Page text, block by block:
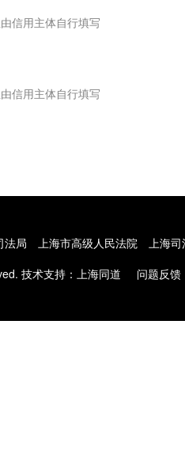
信用主体自行填写
信用主体自行填写
法局 上海市高级人民法院
上海
技术支持： 上海同道 问题反馈